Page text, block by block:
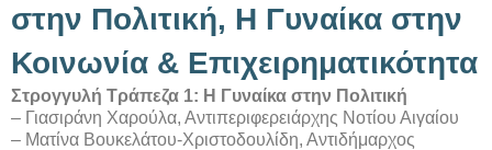
στην Πολιτική, Η Γυναίκα στην
Κοινωνία & Επιχειρηματικότητα
Στρογγυλή Τράπεζα 1: Η Γυναίκα στην Πολιτική
– Γιασιράνη Χαρούλα, Αντιπεριφερειάρχης Νοτίου Αιγαίου
– Ματίνα Βουκελάτου-Χριστοδουλίδη, Αντιδήμαρχος